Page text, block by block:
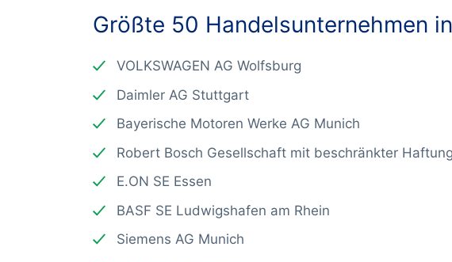
Größte 50 Handelsunternehmen
VOLKSWAGEN AG Wolfsburg
Daimler AG Stuttgart
Bayerische Motoren Werke AG Munich
Robert Bosch Gesellschaft mit beschränkter
E.ON SE Essen
BASF SE Ludwigshafen am Rhein
Siemens AG Munich